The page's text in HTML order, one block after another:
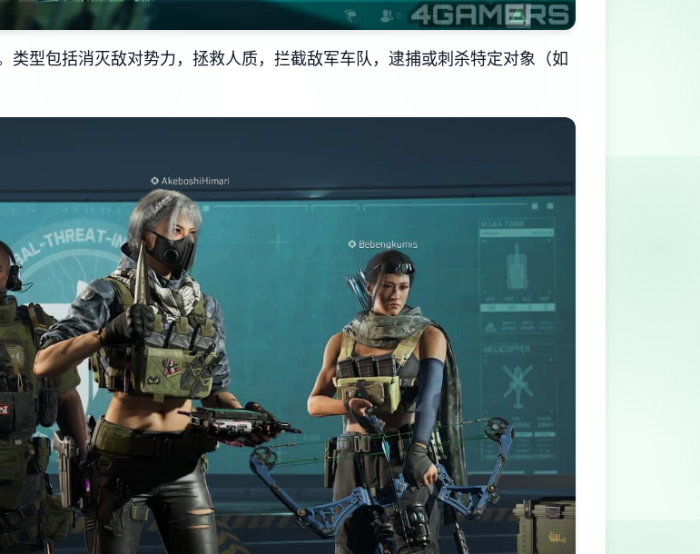
型包括消灭敌对势力，拯救人质，拦截敌军车队，逮捕或刺杀特定对象（如